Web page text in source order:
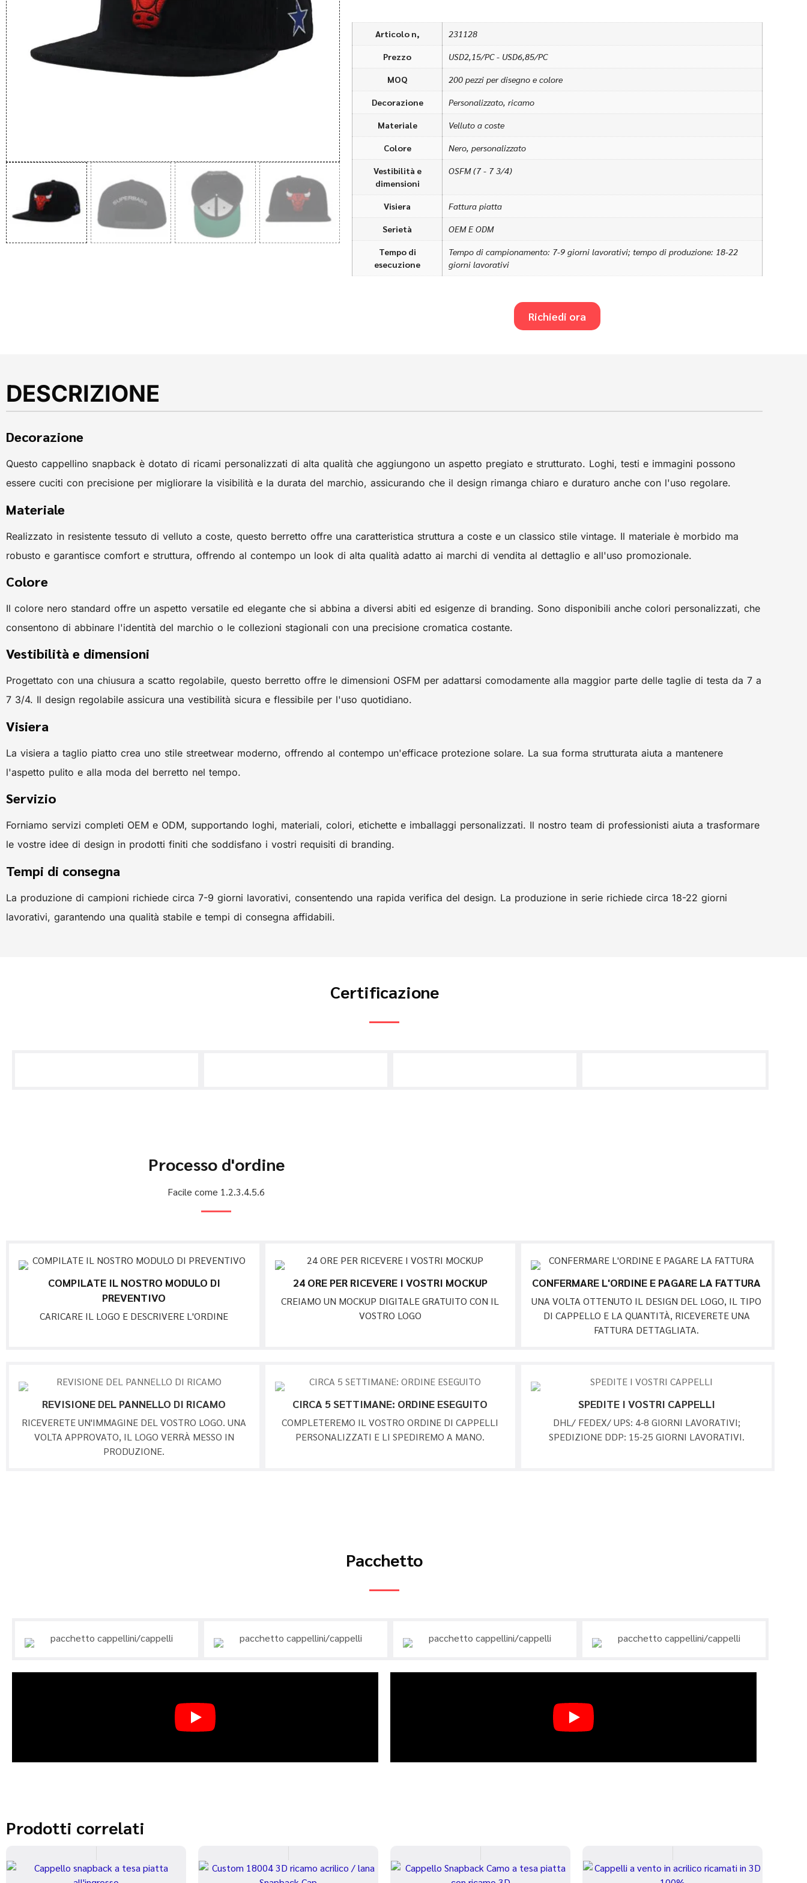
Articolo n, 231128
Prezzo USD2,15/PC - USD6,85/PC
MOQ 200 pezzi per disegno e colore
Decorazione Personalizzato, ricamo
Materiale Velluto a coste
Colore Nero, personalizzato
Vestibilità e
dimensioni
OSFM (7 - 7 3/4)
Visiera Fattura piatta
Serietà OEM E ODM
Tempo di
esecuzione
Tempo di campionamento: 7-9 giorni lavorativi; tempo di produzione: 18-22
giorni lavorativi
Richiedi ora
DESCRIZIONE
Decorazione
Questo cappellino snapback è dotato di ricami personalizzati di alta qualità che aggiungono un aspetto pregiato e strutturato. Loghi, testi e immagini possono
essere cuciti con precisione per migliorare la visibilità e la durata del marchio, assicurando che il design rimanga chiaro e duraturo anche con l'uso regolare.
Materiale
Realizzato in resistente tessuto di velluto a coste, questo berretto offre una caratteristica struttura a coste e un classico stile vintage. Il materiale è morbido ma
robusto e garantisce comfort e struttura, offrendo al contempo un look di alta qualità adatto ai marchi di vendita al dettaglio e all'uso promozionale.
Colore
Il colore nero standard offre un aspetto versatile ed elegante che si abbina a diversi abiti ed esigenze di branding. Sono disponibili anche colori personalizzati, che
consentono di abbinare l'identità del marchio o le collezioni stagionali con una precisione cromatica costante.
Vestibilità e dimensioni
Progettato con una chiusura a scatto regolabile, questo berretto offre le dimensioni OSFM per adattarsi comodamente alla maggior parte delle taglie di testa da 7 a
7 3/4. Il design regolabile assicura una vestibilità sicura e flessibile per l'uso quotidiano.
Visiera
La visiera a taglio piatto crea uno stile streetwear moderno, offrendo al contempo un'efficace protezione solare. La sua forma strutturata aiuta a mantenere
l'aspetto pulito e alla moda del berretto nel tempo.
Servizio
Forniamo servizi completi OEM e ODM, supportando loghi, materiali, colori, etichette e imballaggi personalizzati. Il nostro team di professionisti aiuta a trasformare
le vostre idee di design in prodotti finiti che soddisfano i vostri requisiti di branding.
Tempi di consegna
La produzione di campioni richiede circa 7-9 giorni lavorativi, consentendo una rapida verifica del design. La produzione in serie richiede circa 18-22 giorni
lavorativi, garantendo una qualità stabile e tempi di consegna affidabili.
Certificazione
Processo d'ordine
COMPILATE IL NOSTRO MODULO DI
PREVENTIVO
CARICARE IL LOGO E DESCRIVERE L'ORDINE
24 ORE PER RICEVERE I VOSTRI MOCKUP
CREIAMO UN MOCKUP DIGITALE GRATUITO CON IL
VOSTRO LOGO
CONFERMARE L'ORDINE E PAGARE LA FATTURA
UNA VOLTA OTTENUTO IL DESIGN DEL LOGO, IL TIPO
DI CAPPELLO E LA QUANTITÀ, RICEVERETE UNA
FATTURA DETTAGLIATA.
REVISIONE DEL PANNELLO DI RICAMO
RICEVERETE UN'IMMAGINE DEL VOSTRO LOGO. UNA
VOLTA APPROVATO, IL LOGO VERRÀ MESSO IN
PRODUZIONE.
CIRCA 5 SETTIMANE: ORDINE ESEGUITO
COMPLETEREMO IL VOSTRO ORDINE DI CAPPELLI
PERSONALIZZATI E LI SPEDIREMO A MANO.
SPEDITE I VOSTRI CAPPELLI
DHL/ FEDEX/ UPS: 4-8 GIORNI LAVORATIVI;
SPEDIZIONE DDP: 15-25 GIORNI LAVORATIVI.
Pacchetto
Prodotti correlati